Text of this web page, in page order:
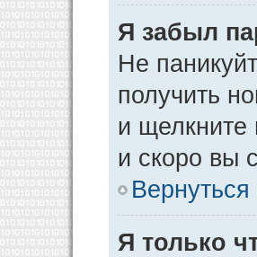
Я забыл
Не
получить
и щелкните
и скоро вы
Я только